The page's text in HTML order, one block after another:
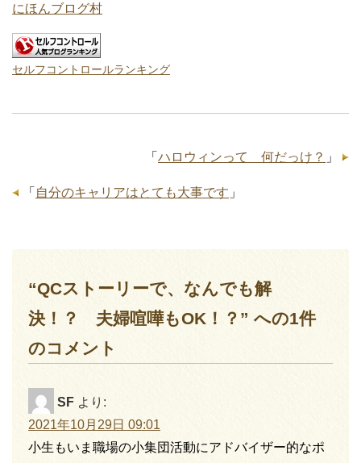
にほんブログ村
セルフコントロールランキング
「 ハロウィンって 何だっけ？ 」
「 自分のキャリアはとても大事です 」
“QCストーリーで、なんでも解
決！？ 夫婦喧嘩もOK！？” への1件
のコメント
SF より:
2021年10月29日 09:01
小生もいま職場の小集団活動にアドバイザー的なポ